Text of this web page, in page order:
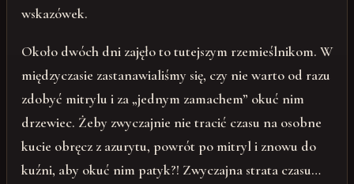
wskazówek.
Około dwóch dni zajęło to tutejszym rzemieślnikom. W
międzyczasie zastanawialiśmy się, czy nie warto od razu
zdobyć mitrylu i za „jednym zamachem” okuć nim
drzewiec. Żeby zwyczajnie nie tracić czasu na osobne
kucie obręcz z azurytu, powrót po mitryl i znowu do
kuźni, aby okuć nim patyk?! Zwyczajna strata czasu…